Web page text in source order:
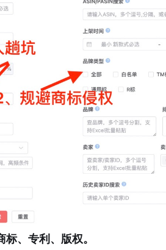
、专利、版权。